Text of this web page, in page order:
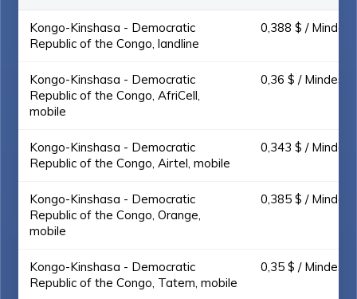
Kongo-Kinshasa - Democratic
Republic of the Congo, landline
0,388 $ /
Kongo-Kinshasa - Democratic
Republic of the Congo, AfriCell,
mobile
0,36 $ / Mindest.
Kongo-Kinshasa - Democratic
Republic of the Congo, Airtel, mobile
0,343 $ /
Kongo-Kinshasa - Democratic
Republic of the Congo, Orange,
mobile
0,385 $ /
Kongo-Kinshasa - Democratic
Republic of the Congo, Tatem, mobile
0,35 $ / Mindest.